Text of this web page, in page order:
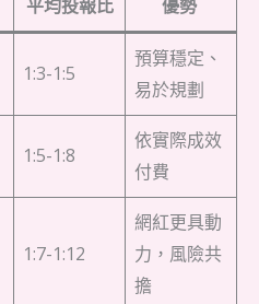
平均投報比 優勢
1:3-1:5
預算穩定、
易於規劃
1:5-1:8
依實際成效
付費
1:7-1:12
網紅更具動
力，風險共
擔